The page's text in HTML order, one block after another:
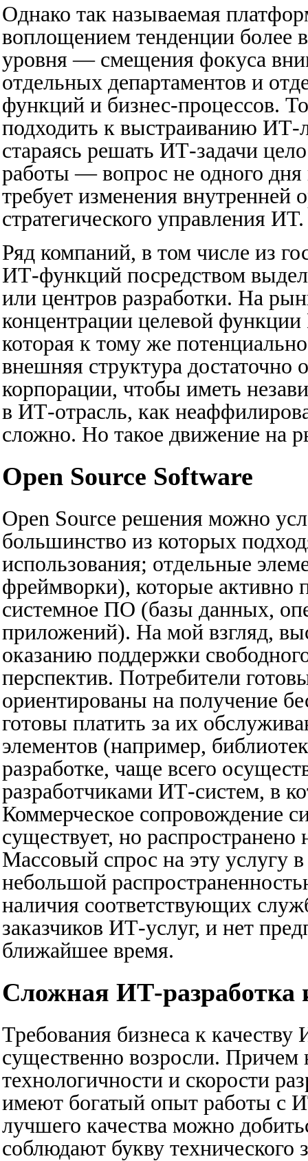
Однако так называемая
воплощением тенденции более
уровня — смещения фокуса
отдельных департаментов и
функций и бизнес-процессов.
подходить к выстраиванию ИТ-
стараясь решать ИТ-задачи
работы — вопрос не одного дня
требует изменения внутренней
стратегического управления ИТ.
Ряд компаний, в том числе из
ИТ-функций посредством
или центров разработки. На
концентрации целевой
которая к тому же
внешняя структура достаточно
корпорации, чтобы иметь
в ИТ-отрасль, как
сложно. Но такое движение на
Open Source Software
Open Source решения можно
большинство из которых
использования; отдельные
фреймворки), которые
системное ПО (базы данных,
приложений). На мой взгляд,
оказанию поддержки
перспектив. Потребители
ориентированы на получение
готовы платить за их
элементов (например,
разработке, чаще всего
разработчиками ИТ-систем, в
Коммерческое сопровождение
существует, но
Массовый спрос на эту услугу в
небольшой
наличия соответствующих
заказчиков ИТ-услуг, и нет
ближайшее время.
Сложная ИТ-разработка
Требования бизнеса к
существенно возросли. Причем
технологичности и скорости
имеют богатый опыт работы с
лучшего качества можно
соблюдают букву технического